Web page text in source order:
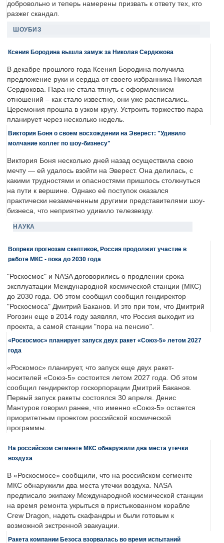
добровольно и теперь намерены призвать к ответу тех, кто
разжег скандал.
ШОУБИЗ
Ксения Бородина вышла замуж за Николая Сердюкова
В декабре прошлого года Ксения Бородина получила
предложение руки и сердца от своего избранника Николая
Сердюкова. Пара не стала тянуть с оформлением
отношений – как стало известно, они уже расписались.
Церемония прошла в узком кругу. Устроить торжество пара
планирует через несколько недель.
Виктория Боня о своем восхождении на Эверест: "Удивило
молчание коллег по шоу-бизнесу"
Виктория Боня несколько дней назад осуществила свою
мечту — ей удалось взойти на Эверест. Она делилась, с
какими трудностями и опасностями пришлось столкнуться
на пути к вершине. Однако её поступок оказался
практически незамеченным другими представителями шоу-
бизнеса, что неприятно удивило телезвезду.
НАУКА
Вопреки прогнозам скептиков, Россия продолжит участие в
работе МКС - пока до 2030 года
"Роскосмос" и NASA договорились о продлении срока
эксплуатации Международной космической станции (МКС)
до 2030 года. Об этом сообщил сообщил гендиректор
"Роскосмоса" Дмитрий Баканов. И это при том, что Дмитрий
Рогозин еще в 2014 году заявлял, что Россия выходит из
проекта, а самой станции "пора на пенсию".
«Роскосмос» планирует запуск двух ракет «Союз-5» летом 2027
года
«Роскомос» планирует, что запуск еще двух ракет-
носителей «Союз-5» состоится летом 2027 года. Об этом
сообщил гендиректор госкорпорации Дмитрий Баканов.
Первый запуск ракеты состоялся 30 апреля. Денис
Мантуров говорил ранее, что именно «Союз-5» остается
приоритетным проектом российской космической
программы.
На российском сегменте МКС обнаружили два места утечки
воздуха
В «Роскосмосе» сообщили, что на российском сегменте
МКС обнаружили два места утечки воздуха. NASA
предписало экипажу Международной космической станции
на время ремонта укрыться в пристыкованном корабле
Crew Dragon, надеть скафандры и были готовым к
возможной экстренной эвакуации.
Ракета компании Безоса взорвалась во время испытаний